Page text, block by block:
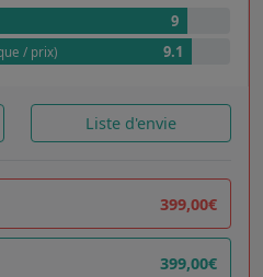
9
/ prix) 9.1
Liste d'envie
399,00€
399,00€